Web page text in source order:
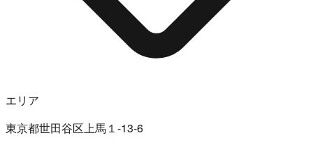
エリア
東京都世田谷区上馬１-13-6